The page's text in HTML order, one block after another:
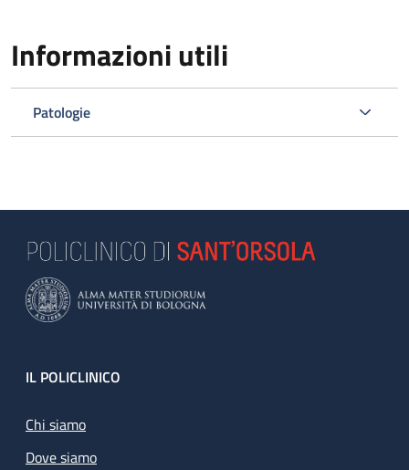
Informazioni utili
Patologie
Footer
IL POLICLINICO
Chi siamo
Dove siamo